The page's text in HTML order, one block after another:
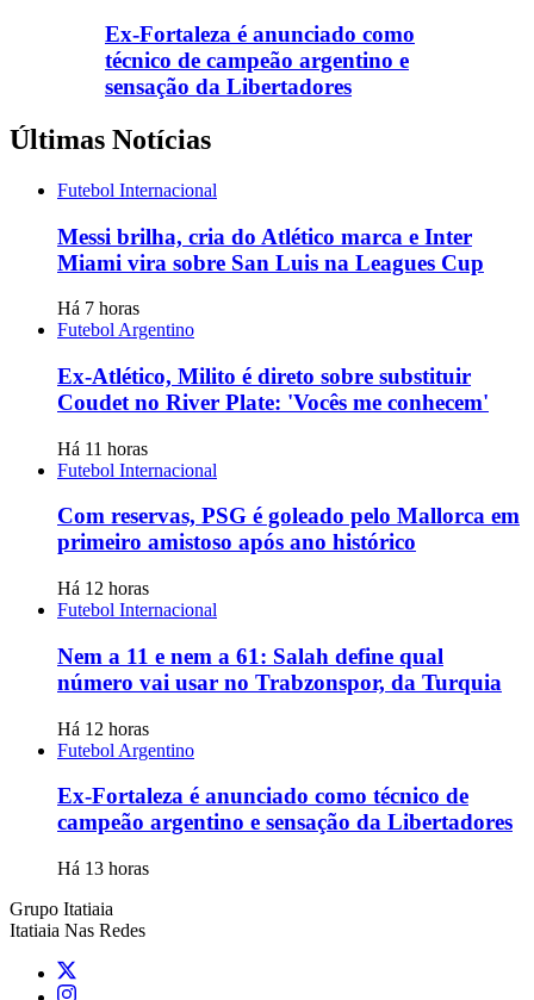
Ex-Fortaleza é anunciado como
técnico de campeão argentino e
sensação da Libertadores
Últimas Notícias
Futebol Internacional
Messi brilha, cria do Atlético marca e Inter
Miami vira sobre San Luis na Leagues Cup
Há 7 horas
Futebol Argentino
Ex-Atlético, Milito é direto sobre substituir
Coudet no River Plate: 'Vocês me conhecem'
Há 11 horas
Futebol Internacional
Com reservas, PSG é goleado pelo Mallorca em
primeiro amistoso após ano histórico
Há 12 horas
Futebol Internacional
Nem a 11 e nem a 61: Salah define qual
número vai usar no Trabzonspor, da Turquia
Há 12 horas
Futebol Argentino
Ex-Fortaleza é anunciado como técnico de
campeão argentino e sensação da Libertadores
Há 13 horas
Grupo Itatiaia
Itatiaia Nas Redes